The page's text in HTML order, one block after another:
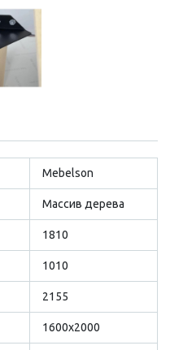
Mebelson
Массив дерева
1810
1010
2155
1600х2000